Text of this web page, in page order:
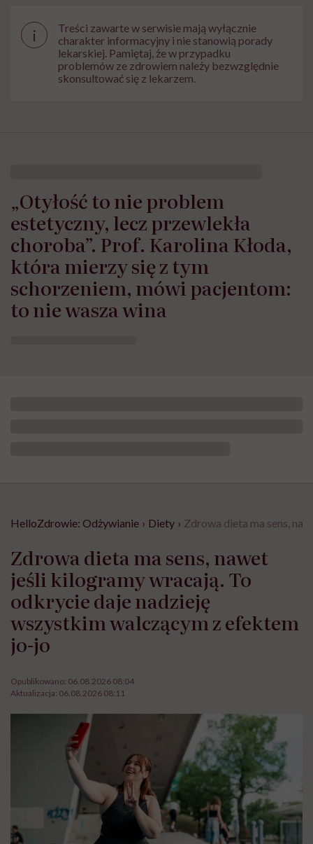
i
Treści zawarte w serwisie mają wyłącznie
charakter informacyjny i nie stanowią porady
lekarskiej. Pamiętaj, że w przypadku
problemów ze zdrowiem należy bezwzględnie
skonsultować się z lekarzem.
„Otyłość to nie problem
estetyczny, lecz przewlekła
choroba”. Prof. Karolina Kłoda,
która mierzy się z tym
schorzeniem, mówi pacjentom:
to nie wasza wina
HelloZdrowie: Odżywianie › Diety › Zdrowa dieta ma sens,
Zdrowa dieta ma sens, nawet
jeśli kilogramy wracają. To
odkrycie daje nadzieję
wszystkim walczącym z efektem
jo-jo
Opublikowano: 06.08.2026 08:04
Aktualizacja: 06.08.2026 08:11